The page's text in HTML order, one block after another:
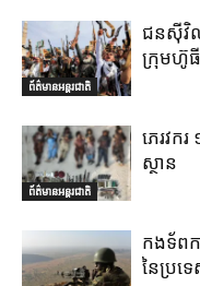
ព័ត៌មានអន្តរជាតិ
ជនស៊ីវិល
ក្រុមហ៊ូធី
ព័ត៌មានអន្តរជាតិ
ភេរវក
ស្ថាន
កងទ័ពក
នៃប្រទ